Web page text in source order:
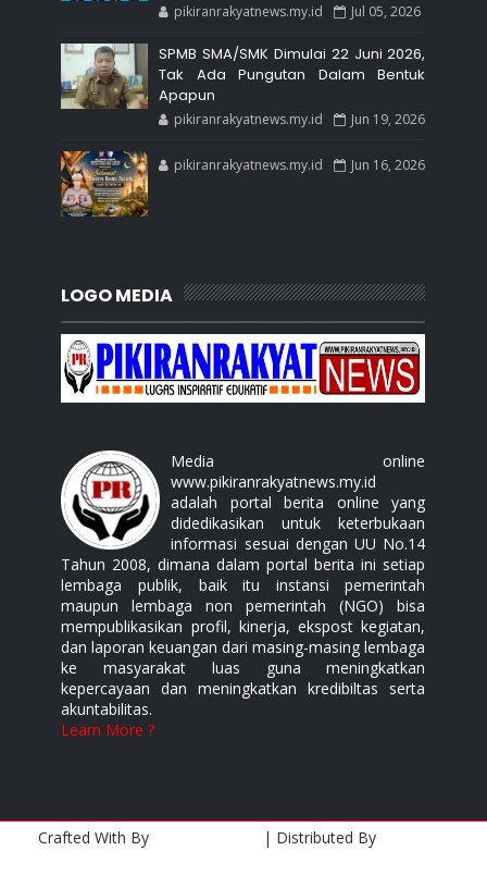
pikiranrakyatnews.my.id Jul 05, 2026
SPMB SMA/SMK Dimulai 22 Juni 2026,
Tak Ada Pungutan Dalam Bentuk
Apapun
pikiranrakyatnews.my.id Jun 19, 2026
pikiranrakyatnews.my.id Jun 16, 2026
LOGO MEDIA
Media online
www.pikiranrakyatnews.my.id
adalah portal berita online yang
didedikasikan untuk keterbukaan
informasi sesuai dengan UU No.14
Tahun 2008, dimana dalam portal berita ini setiap
lembaga publik, baik itu instansi pemerintah
maupun lembaga non pemerintah (NGO) bisa
mempublikasikan profil, kinerja, ekspost kegiatan,
dan laporan keuangan dari masing-masing lembaga
ke masyarakat luas guna meningkatkan
kepercayaan dan meningkatkan kredibiltas serta
akuntabilitas.
Learn More ?
Crafted With By | Distributed By